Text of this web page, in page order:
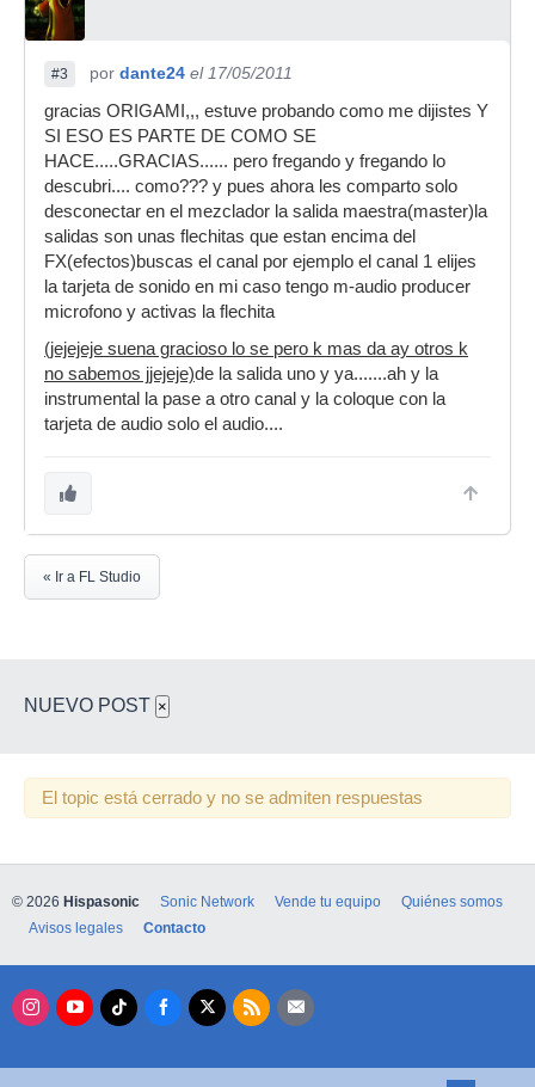
#3 por dante24 el 17/05/2011
gracias ORIGAMI,,, estuve probando como me dijistes Y
SI ESO ES PARTE DE COMO SE
HACE.....GRACIAS...... pero fregando y fregando lo
descubri.... como??? y pues ahora les comparto solo
desconectar en el mezclador la salida maestra(master)la
salidas son unas flechitas que estan encima del
FX(efectos)buscas el canal por ejemplo el canal 1 elijes
la tarjeta de sonido en mi caso tengo m-audio producer
microfono y activas la flechita
(jejejeje suena gracioso lo se pero k mas da ay otros k
no sabemos jjejeje)de la salida uno y ya.......ah y la
instrumental la pase a otro canal y la coloque con la
tarjeta de audio solo el audio....
« Ir a FL Studio
NUEVO POST ×
El topic está cerrado y no se admiten respuestas
© 2026 Hispasonic Sonic Network Vende tu equipo
Quiénes somos
Avisos legales
Contacto